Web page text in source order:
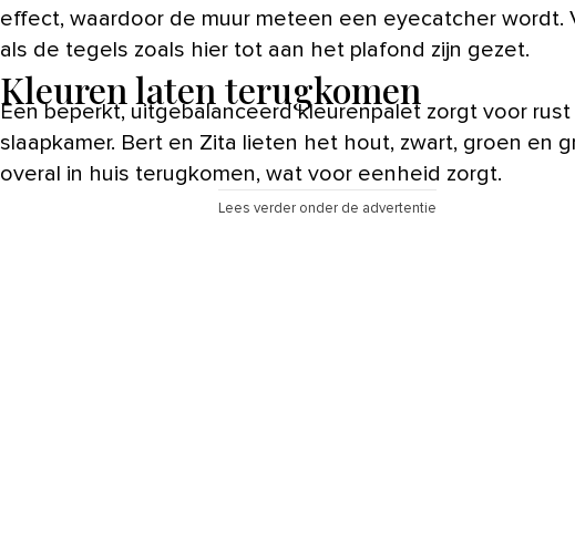
effect, waardoor de muur meteen een eyecatcher wordt.
als de tegels zoals hier tot aan het plafond zijn gezet.
Kleuren laten terugkomen
Een beperkt, uitgebalanceerd kleurenpalet zorgt voor rust
slaapkamer. Bert en Zita lieten het hout, zwart, groen en
overal in huis terugkomen, wat voor eenheid zorgt.
Lees verder onder de advertentie